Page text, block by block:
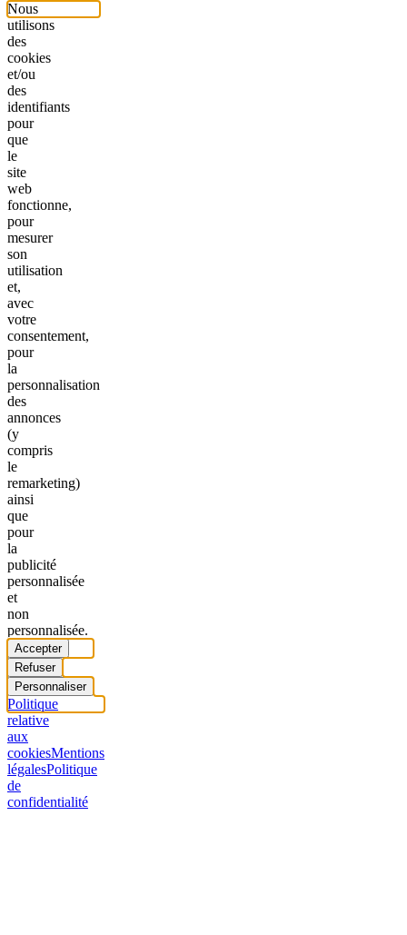
Nous
utilisons
des
cookies
et/ou
des
identifiants
pour
que
le
site
web
fonctionne,
pour
mesurer
son
utilisation
et,
avec
votre
consentement,
pour
la
personnalisation
des
annonces
(y
compris
le
remarketing)
ainsi
que
pour
la
publicité
personnalisée
et
non
personnalisée.
Accepter
Refuser
Personnaliser
Politique
relative
aux
cookiesMentions
légalesPolitique
de
confidentialité